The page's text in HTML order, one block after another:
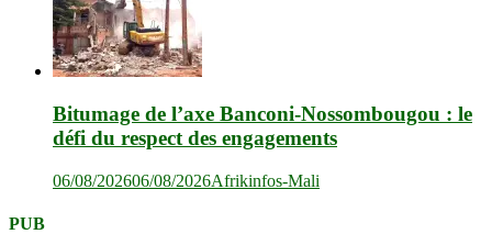
Bitumage de l’axe Banconi-Nossombougou : le
défi du respect des engagements
06/08/202606/08/2026Afrikinfos-Mali
PUB